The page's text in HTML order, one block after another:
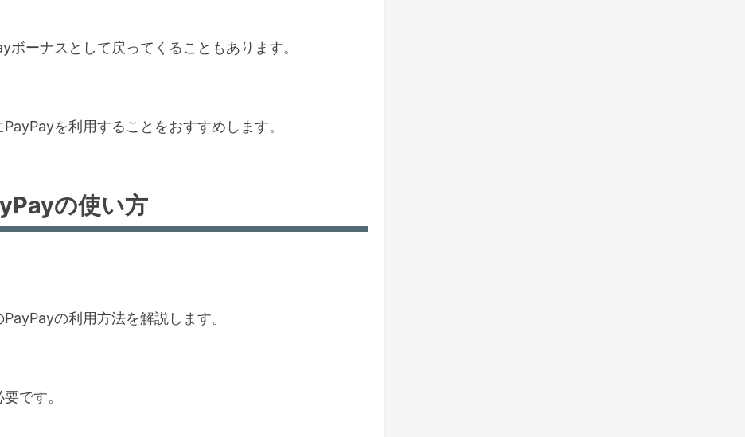
ーナスとして戻ってくることもあります。
を利用することをおすすめします。
の使い方
の利用方法を解説します。
です。